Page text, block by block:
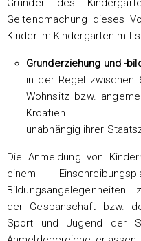
Gründer des
Geltendmachung dieses
Kinder im Kindergarten mit
Grunderziehung und -
in der Regel zwischen
Wohnsitz bzw.
Kroatien
unabhängig ihrer
Die Anmeldung von
einem
Bildungsangelegenheiten
der Gespanschaft bzw.
Sport und Jugend der